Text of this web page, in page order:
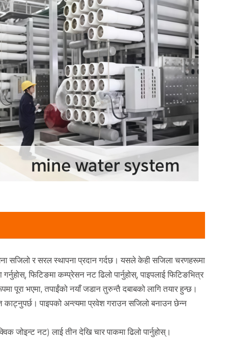
सजिलो र सरल स्थापना प्रदान गर्दछ। यसले केही सजिला चरणहरूमा
फिटिङमा कम्प्रेसन नट ढिलो पार्नुहोस्, पाइपलाई फिटिङभित्र
पूरा भएमा, तपाईंको नयाँ जडान तुरुन्तै दबाबको लागि तयार हुन्छ।
काट्नुपर्छ। पाइपको अन्त्यमा प्रवेश गराउन सजिलो बनाउन छेन्न
नट) लाई तीन देखि चार पाकमा ढिलो पार्नुहोस्।